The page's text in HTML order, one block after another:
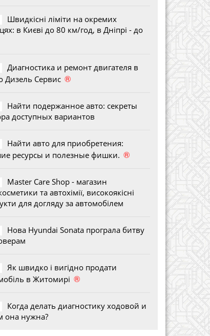
Швидкісні ліміти на окремих
в Києві до 80 км/год, в Дніпрі - до
Диагностика и ремонт двигателя в
Дизель Сервис ®
Найти подержанное авто: секреты
доступных вариантов
Найти авто для приобретения:
ресурсы и полезные фишки. ®
Master Care Shop - магазин
та автохімії, високоякісні
для догляду за автомобілем
Нова Hyundai Sonata програла битву
Як швидко і вигідно продати
в Житомирі ®
Когда делать диагностику ходовой и
она нужна?